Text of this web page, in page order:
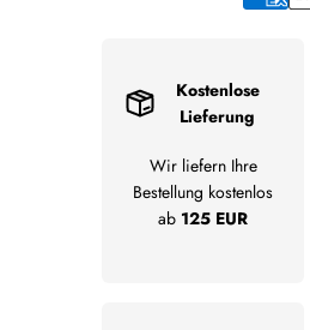
Kostenlose
Lieferung
Wir liefern Ihre
Bestellung kostenlos
ab 125 EUR